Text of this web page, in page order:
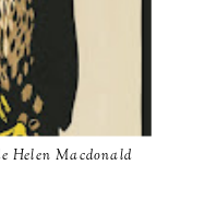
Helen Macdonald